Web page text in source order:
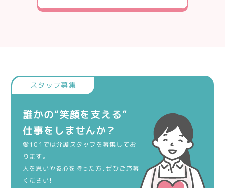
誰かの“笑顔を支える”
仕事をしませんか？
愛101では介護スタッフを募集してお
ります。
人を思いやる心を持った方、ぜひご応募
ください！